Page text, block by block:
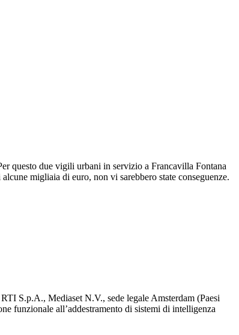
questo due vigili urbani in servizio a Francavilla Fontana
migliaia di euro, non vi sarebbero state conseguenze.
S.p.A., Mediaset N.V., sede legale Amsterdam (Paesi
funzionale all’addestramento di sistemi di intelligenza